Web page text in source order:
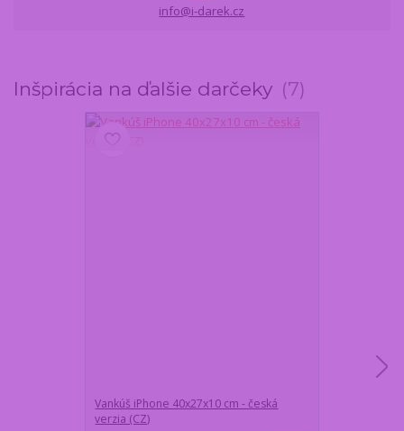
info@i-darek.cz
Inšpirácia na ďalšie darčeky 7
Vankúš iPhone 40x27x10 cm - česká
verzia (CZ)